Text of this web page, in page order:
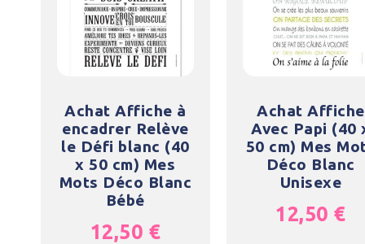
Achat Affiche à
encadrer Relève
le Défi blanc (40
x 50 cm) Mes
Mots Déco Blanc
Bébé
12,50 €
Achat Affiche
Avec Papi (40
50 cm) Mes
Déco Blanc
Unisexe
12,50 €